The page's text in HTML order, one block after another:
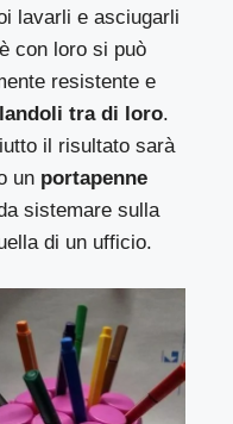
lavarli e asciugarli
con loro si può
resistente e
tra di loro.
il risultato sarà
un portapenne
sistemare sulla
di un ufficio.